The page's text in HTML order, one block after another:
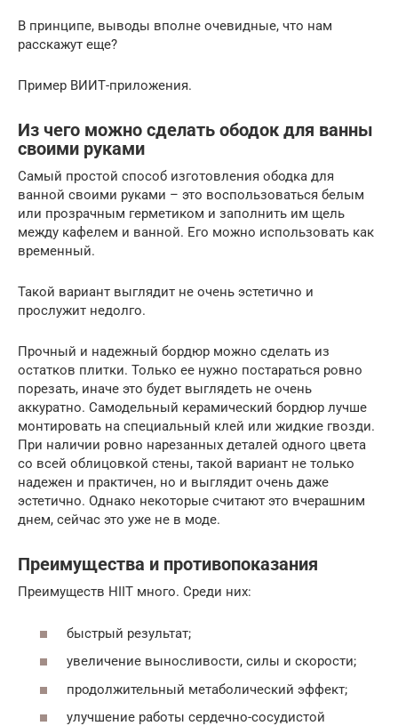
В принципе, выводы вполне очевидные, что нам
расскажут еще?
Пример ВИИТ-приложения.
Из чего можно сделать ободок для ванны
своими руками
Самый простой способ изготовления ободка для
ванной своими руками – это воспользоваться белым
или прозрачным герметиком и заполнить им щель
между кафелем и ванной. Его можно использовать как
временный.
Такой вариант выглядит не очень эстетично и
прослужит недолго.
Прочный и надежный бордюр можно сделать из
остатков плитки. Только ее нужно постараться ровно
порезать, иначе это будет выглядеть не очень
аккуратно. Самодельный керамический бордюр лучше
монтировать на специальный клей или жидкие гвозди.
При наличии ровно нарезанных деталей одного цвета
со всей облицовкой стены, такой вариант не только
надежен и практичен, но и выглядит очень даже
эстетично. Однако некоторые считают это вчерашним
днем, сейчас это уже не в моде.
Преимущества и противопоказания
Преимуществ HIIT много. Среди них:
быстрый результат;
увеличение выносливости, силы и скорости;
продолжительный метаболический эффект;
улучшение работы сердечно-сосудистой